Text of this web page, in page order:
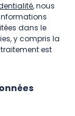
, nous
dans le
y compris la
est